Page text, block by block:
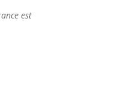
est